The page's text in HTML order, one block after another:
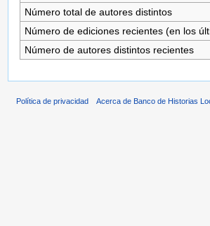
Número total de autores distintos
Número de ediciones recientes (en los
Número de autores distintos recientes
Política de privacidad Acerca de Banco de Historias